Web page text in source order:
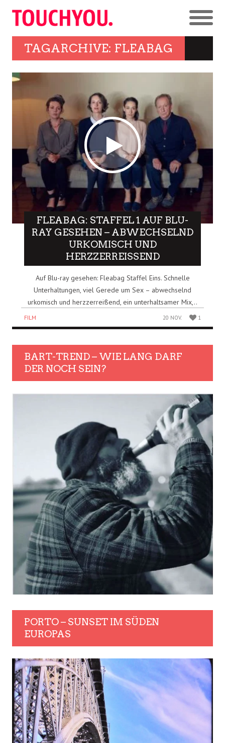
TAGARCHIVE: FLEABAG
FLEABAG: STAFFEL 1 AUF BLU-
RAY GESEHEN – ABWECHSELND
URKOMISCH UND
HERZZERREISSEND
Auf Blu-ray gesehen: Fleabag Staffel Eins. Schnelle
Unterhaltungen, viel Gerede um Sex – abwechselnd
urkomisch und herzzerreißend, ein unterhaltsamer Mix,..
FILM 20 NOV. 1
BART-TREND – WIE LANG DARF
DER NOCH SEIN?
PORTO – SUNSET IM SÜDEN
EUROPAS